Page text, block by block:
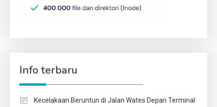
Info terbaru
Kecelakaan Beruntun di Jalan Wates Depan Terminal